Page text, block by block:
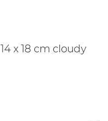
x 18 cm cloudy